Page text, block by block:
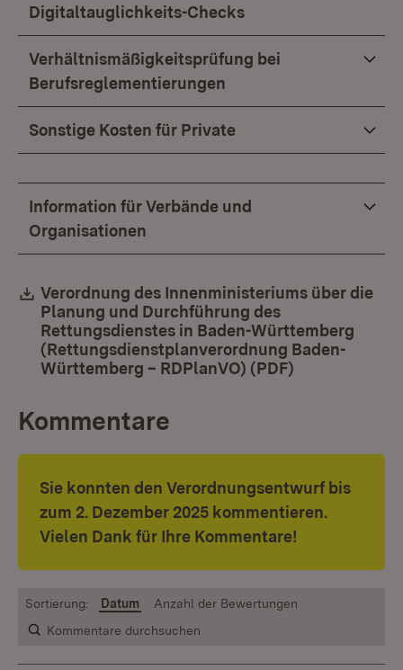
Digitaltauglichkeits-Checks
Verhältnismäßigkeitsprüfung bei
Berufsreglementierungen
Sonstige Kosten für Private
Information für Verbände und
Organisationen
Download:
Verordnung des Innenministeriums über die
Planung und Durchführung des
Rettungsdienstes in Baden-Württemberg
(Rettungsdienstplanverordnung Baden-
Württemberg – RDPlanVO) (PDF)
Kommentare
Sie konnten den Verordnungsentwurf bis
zum 2. Dezember 2025 kommentieren.
Vielen Dank für Ihre Kommentare!
Kommentare durchsuchen
Sortierung: Datum Anzahl der Bewertungen